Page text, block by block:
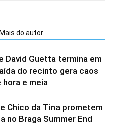
Mais do autor
David Guetta termina em
do recinto gera caos
hora e meia
Chico da Tina prometem
no Braga Summer End